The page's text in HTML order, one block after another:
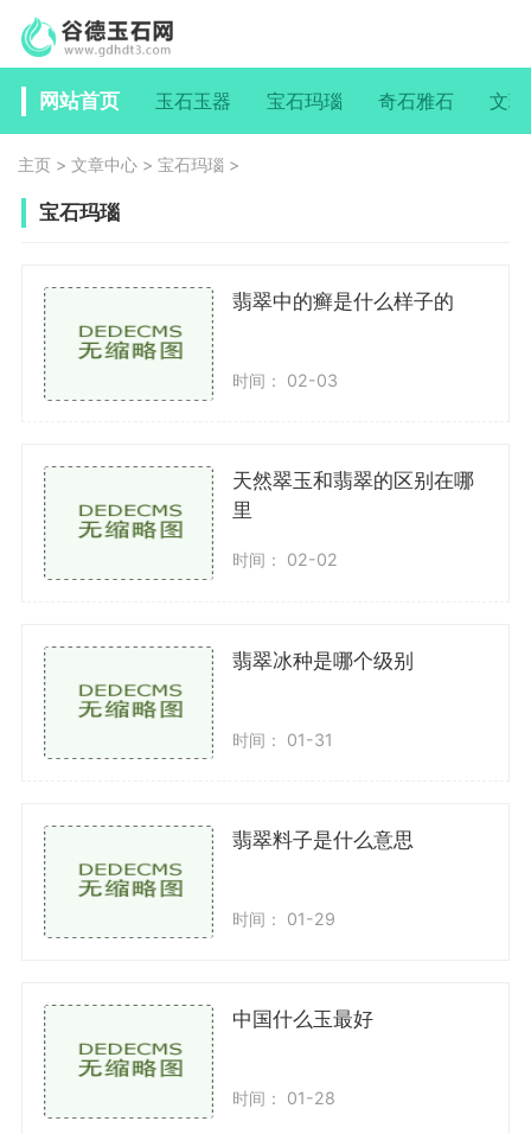
网站首页 玉石玉器 宝石玛瑙 奇石雅石 文
主页 > 文章中心 > 宝石玛瑙 >
宝石玛瑙
翡翠中的癣是什么样子的
时间： 02-03
天然翠玉和翡翠的区别在哪
里
时间： 02-02
翡翠冰种是哪个级别
时间： 01-31
翡翠料子是什么意思
时间： 01-29
中国什么玉最好
时间： 01-28